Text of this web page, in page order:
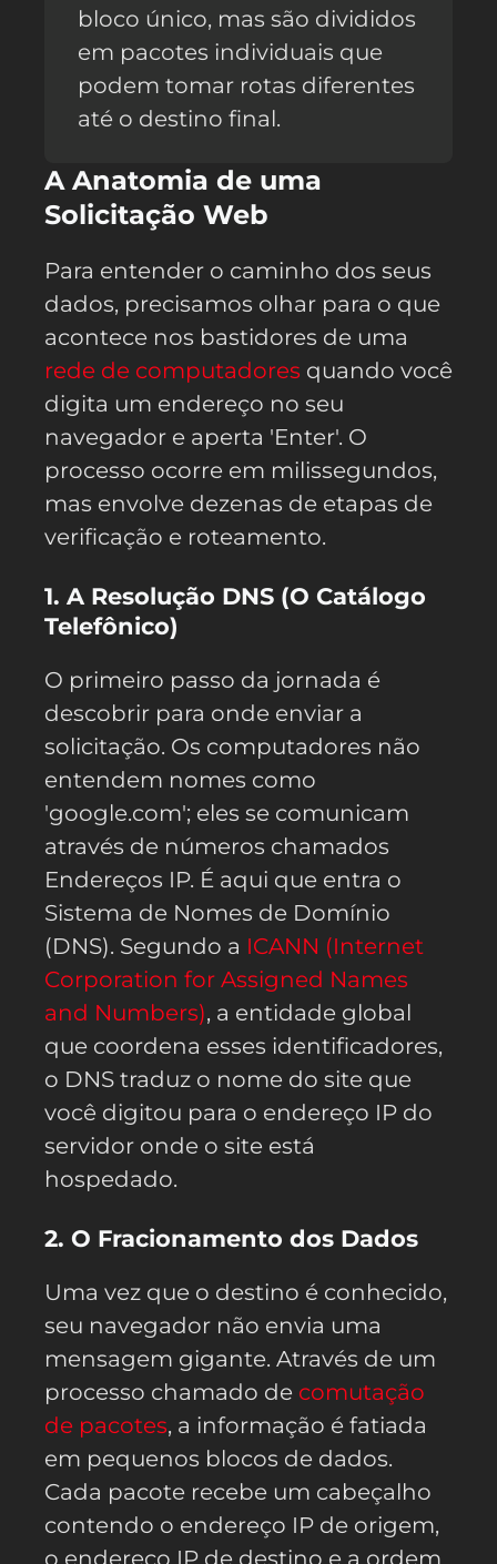
bloco único, mas são divididos
em pacotes individuais que
podem tomar rotas diferentes
até o destino final.
A Anatomia de uma
Solicitação Web
Para entender o caminho dos seus
dados, precisamos olhar para o que
acontece nos bastidores de uma
rede de computadores quando você
digita um endereço no seu
navegador e aperta 'Enter'. O
processo ocorre em milissegundos,
mas envolve dezenas de etapas de
verificação e roteamento.
1. A Resolução DNS (O Catálogo
Telefônico)
O primeiro passo da jornada é
descobrir para onde enviar a
solicitação. Os computadores não
entendem nomes como
'google.com'; eles se comunicam
através de números chamados
Endereços IP. É aqui que entra o
Sistema de Nomes de Domínio
(DNS). Segundo a ICANN (Internet
Corporation for Assigned Names
and Numbers), a entidade global
que coordena esses identificadores,
o DNS traduz o nome do site que
você digitou para o endereço IP do
servidor onde o site está
hospedado.
2. O Fracionamento dos Dados
Uma vez que o destino é conhecido,
seu navegador não envia uma
mensagem gigante. Através de um
processo chamado de comutação
de pacotes, a informação é fatiada
em pequenos blocos de dados.
Cada pacote recebe um cabeçalho
contendo o endereço IP de origem,
o endereço IP de destino e a ordem